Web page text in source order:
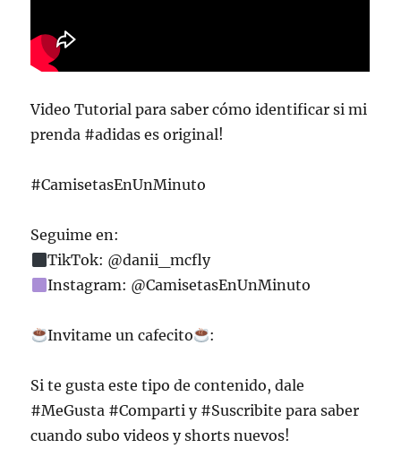
Video Tutorial para saber cómo identificar si mi
prenda #adidas es original!
#CamisetasEnUnMinuto
Seguime en:
TikTok: @danii_mcfly
Instagram: @CamisetasEnUnMinuto
Invitame un cafecito :
Si te gusta este tipo de contenido, dale
#MeGusta #Comparti y #Suscribite para saber
cuando subo videos y shorts nuevos!